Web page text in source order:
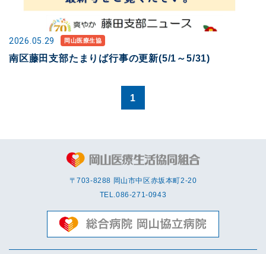
2026.05.29 岡山医療生協
南区藤田支部たまりば行事の更新(5/1～5/31)
1
〒703-8288 岡⼭市中区赤坂本町2-20
TEL.086-271-0943